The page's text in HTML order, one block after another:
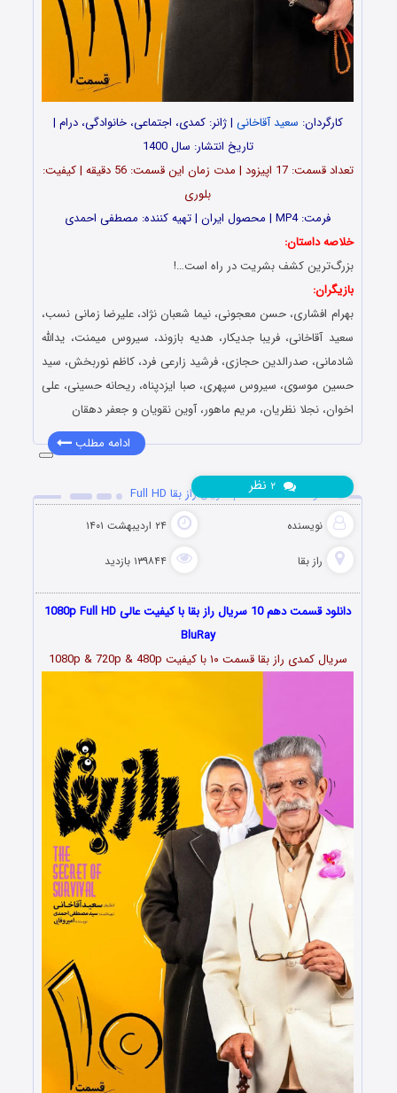
کارگردان: سعید آقاخانی | ژانر: کمدی، اجتماعی، خانوادگی، درام |
تاریخ انتشار: سال 1400
تعداد قسمت: 17 اپیزود | مدت زمان این قسمت: 56 دقیقه | کیفیت:
بلوری
فرمت: MP4 | محصول ایران | تهیه کننده: مصطفی احمدی
خلاصه داستان:
بزرگ‌ترین کشف بشریت در راه است…!
بازیگران:
بهرام افشاری، حسن معجونی، نیما شعبان نژاد، علیرضا زمانی نسب،
سعید آقاخانی، فریبا جدیکار، هدیه بازوند، سیروس میمنت، یدالله
شادمانی، صدرالدین حجازی، فرشید زارعی فرد، کاظم نوربخش، سید
حسین موسوی، سیروس سپهری، صبا ایزدپناه، ریحانه حسینی، علی
اخوان، نجلا نظریان، مریم ماهور، آوین نقویان و جعفر دهقان
ادامه مطلب
دانلود قسمت 10 دهم سریال راز بقا Full HD
نویسنده ۲۴ اردیبهشت ۱۴۰۱
راز بقا ۱۳۹۸۴۴ بازدید
۲ نظر
دانلود قسمت دهم 10 سریال راز بقا با کیفیت عالی 1080p Full HD
BluRay
سریال کمدی راز بقا قسمت ۱۰ با کیفیت 1080p & 720p & 480p